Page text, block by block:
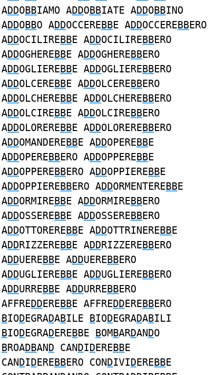
ADDOBBIAMO ADDOBBIATE ADDOBBINO
ADDOBBO ADDOCCEREBBE ADDOCCEREBBERO
ADDOCILIREBBE ADDOCILIREBBERO
ADDOGHEREBBE ADDOGHEREBBERO
ADDOGLIEREBBE ADDOGLIEREBBERO
ADDOLCEREBBE ADDOLCEREBBERO
ADDOLCHEREBBE ADDOLCHEREBBERO
ADDOLCIREBBE ADDOLCIREBBERO
ADDOLOREREBBE ADDOLOREREBBERO
ADDOMANDEREBBE ADDOPEREBBE
ADDOPEREBBERO ADDOPPEREBBE
ADDOPPEREBBERO ADDOPPIEREBBE
ADDOPPIEREBBERO ADDORMENTEREBBE
ADDORMIREBBE ADDORMIREBBERO
ADDOSSEREBBE ADDOSSEREBBERO
ADDOTTOREREBBE ADDOTTRINEREBBE
ADDRIZZEREBBE ADDRIZZEREBBERO
ADDUEREBBE ADDUEREBBERO
ADDUGLIEREBBE ADDUGLIEREBBERO
ADDURREBBE ADDURREBBERO
AFFREDDEREBBE AFFREDDEREBBERO
BIODEGRADABILE BIODEGRADABILI
BIODEGRADEREBBE BOMBARDANDO
BROADBAND CANDIDEREBBE
CANDIDEREBBERO CONDIVIDEREBBE